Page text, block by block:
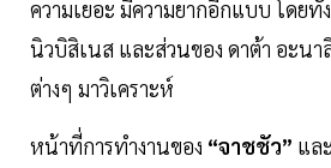
ความเยอะ มีความยากอีกแบบ โดยทั้
นิวบิสิเนส และส่วนของ ดาต้า อะน
ต่างๆ มาวิเคราะห์
หน้าที่การทำงานของ “จาชชัว” แล